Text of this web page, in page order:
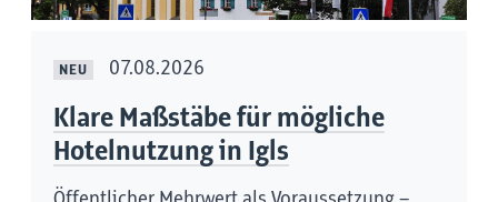
NEU 07.08.2026
Klare Maßstäbe für mögliche
Hotelnutzung in Igls